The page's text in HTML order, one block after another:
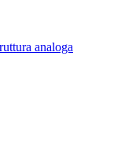
analoga